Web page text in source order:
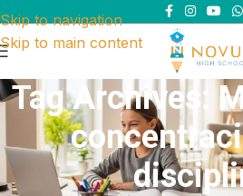
Skip to navigation
Skip to main content
Tag Archives: